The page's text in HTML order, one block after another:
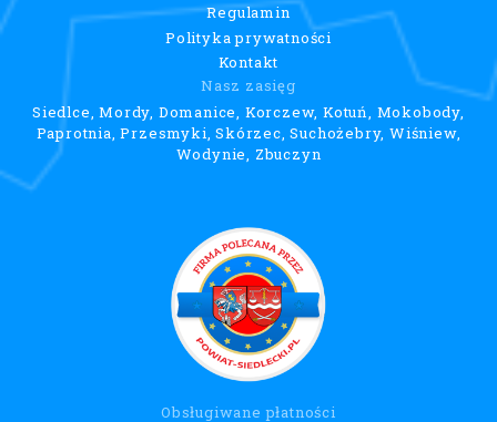
Regulamin
Polityka prywatności
Kontakt
Nasz zasięg
Siedlce, Mordy, Domanice, Korczew, Kotuń, Mokobody,
Paprotnia, Przesmyki, Skórzec, Suchożebry, Wiśniew,
Wodynie, Zbuczyn
Obsługiwane płatności